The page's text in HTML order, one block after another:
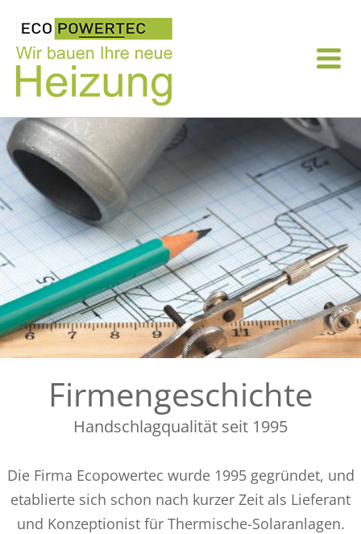
Firmengeschichte
Handschlagqualität seit 1995
Die Firma Ecopowertec wurde 1995 gegründet, und
etablierte sich schon nach kurzer Zeit als Lieferant
und Konzeptionist für Thermische-Solaranlagen.